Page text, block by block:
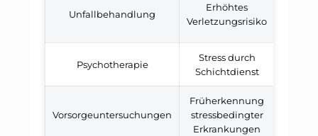
Unfallbehandlung
Erhöhtes
Verletzungsrisiko
Psychotherapie
Stress durch
Schichtdienst
Vorsorgeuntersuchungen
Früherkennung
stressbedingter
Erkrankungen